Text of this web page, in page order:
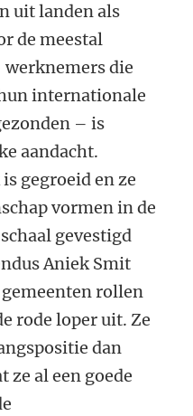
uit landen als
de meestal
die
internationale
– is
aandacht.
gegroeid en ze
vormen in de
gevestigd
Aniek Smit
rollen
rode loper uit. Ze
dan
ze al een goede